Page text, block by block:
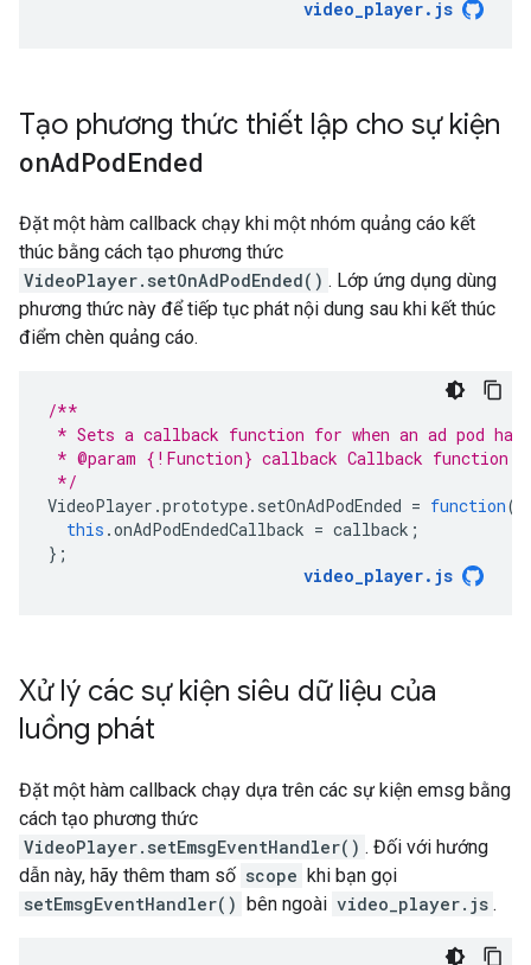
video_player. js
Tạo phương thức thiết lập cho sự kiện
onAdPodEnded
Đặt một hàm callback chạy khi một nhóm quảng cáo kết
thúc bằng cách tạo phương thức
VideoPlayer.setOnAdPodEnded() . Lớp ứng dụng dùng
phương thức này để tiếp tục phát nội dung sau khi kết thúc
điểm chèn quảng cáo.
/**
* Sets a callback function for when an ad pod has
* @param {!Function} callback Callback function.
*/
VideoPlayer .prototype. setOnAdPodEnded = function(
this .onAdPodEndedCallback = callback ;
};
video_player. js
Xử lý các sự kiện siêu dữ liệu của
luồng phát
Đặt một hàm callback chạy dựa trên các sự kiện emsg bằng
cách tạo phương thức
VideoPlayer.setEmsgEventHandler() . Đối với hướng
dẫn này, hãy thêm tham số scope khi bạn gọi
setEmsgEventHandler() bên ngoài video_player.js .